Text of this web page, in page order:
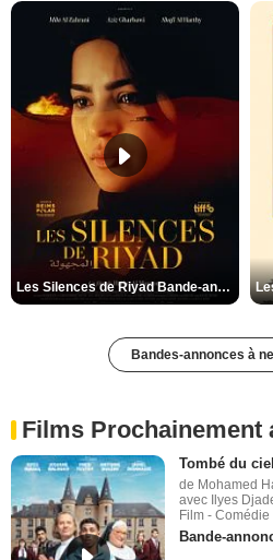
Les Silences de Riyad Bande-annonce VO STFR
Bandes-annonces à
Films Prochainement
Tombé du ciel
de Mohamed
avec Ilyes
Film - Comédie
Bande-